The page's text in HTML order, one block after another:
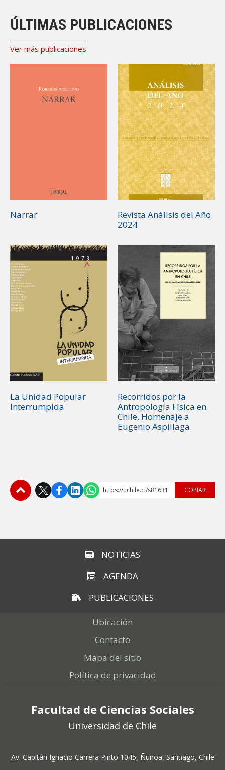
ÚLTIMAS PUBLICACIONES
Ver más publicaciones
Narrar
Revista Análisis del Año
2024
La Unidad Popular
Interrumpida
Recorridos por la
Antropología Física en
Chile. Homenaje a
Eugenio Aspillaga.
https://uchile.cl/s81631 COPIAR
NOTICIAS
AGENDA
PUBLICACIONES
Ubicación
Contacto
Mapa del sitio
Política de privacidad
Facultad de Ciencias Sociales
Universidad de Chile
Av. Capitán Ignacio Carrera Pinto 1045, Ñuñoa, Santiago, Chile